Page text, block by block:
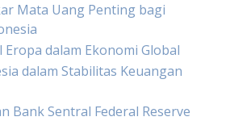
Mata Uang Penting bagi
dalam Ekonomi Global
dalam Stabilitas Keuangan
Bank Sentral Federal Reserve